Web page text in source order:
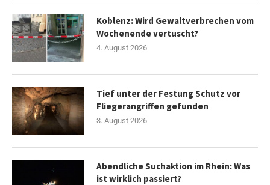
Koblenz: Wird Gewaltverbrechen vom
Wochenende vertuscht?
4. August 2026
Tief unter der Festung Schutz vor
Fliegerangriffen gefunden
3. August 2026
Abendliche Suchaktion im Rhein: Was
ist wirklich passiert?